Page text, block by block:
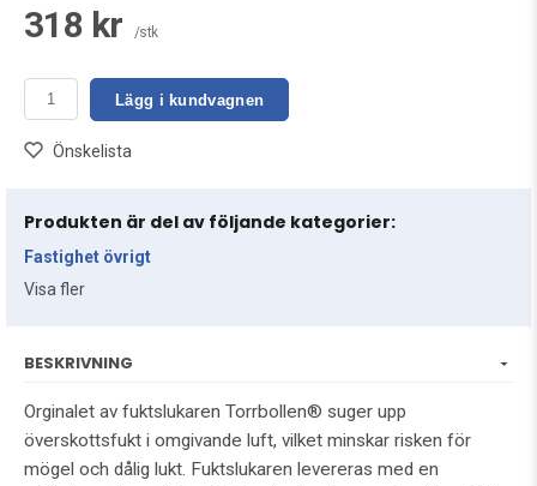
318 kr /stk
Lägg i kundvagnen
Önskelista
Produkten är del av följande kategorier:
Fastighet övrigt
Visa fler
BESKRIVNING
Orginalet av fuktslukaren Torrbollen® suger upp
överskottsfukt i omgivande luft, vilket minskar risken för
mögel och dålig lukt. Fuktslukaren levereras med en